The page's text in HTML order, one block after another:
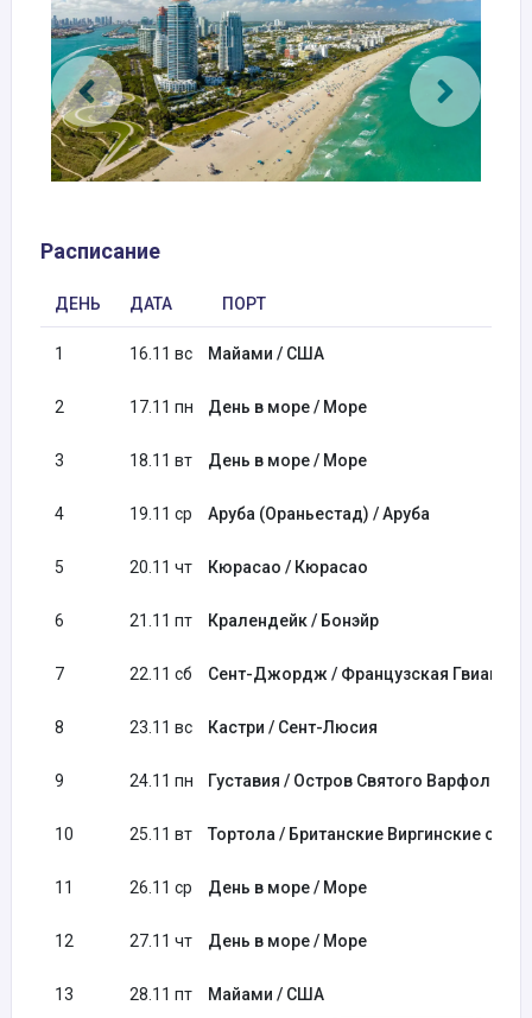
Расписание
ДЕНЬ ДАТА ПОРТ
1 16.11 вс Майами / США
2 17.11 пн День в море / Море
3 18.11 вт День в море / Море
4 19.11 ср Аруба (Ораньестад) / Аруба
5 20.11 чт Кюрасао / Кюрасао
6 21.11 пт Кралендейк / Бонэйр
7 22.11 сб Сент-Джордж / Французская Гвиана
8 23.11 вс Кастри / Сент-Люсия
9 24.11 пн Густавия / Остров Святого Варфоломея
10 25.11 вт Тортола / Британские Виргинские о-ва
11 26.11 ср День в море / Море
12 27.11 чт День в море / Море
13 28.11 пт Майами / США